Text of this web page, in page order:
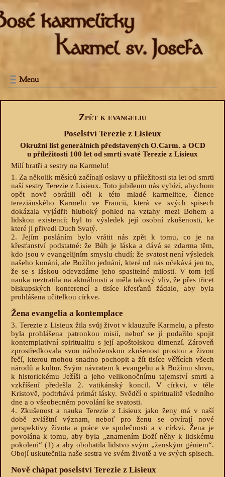
Menu
Zpět k evangeliu
Poselství Terezie z Lisieux
Okružní list generálních představených O.Carm. a OCD
u příležitosti 100 let od smrti svaté Terezie z Lisieux
Milí bratři a sestry na Karmelu!
1. Za několik měsíců začínají oslavy u příležitosti sta let od smrti
naší sestry Terezie z Lisieux. Toto jubileum nás vybízí, abychom
opět nově obrátili oči k této mladé karmelitce, člence
tereziánského Karmelu ve Francii, která ve svých spisech
dokázala vyjádřit hluboký pohled na vztahy mezi Bohem a
lidskou existencí; byl to výsledek její osobní zkušenosti, ke
které ji přivedl Duch Svatý.
2. Jejím posláním bylo vrátit nás zpět k tomu, co je na
křesťanství podstatné: že Bůh je láska a dává se zdarma těm,
kdo jsou v evangelijním smyslu chudí; že svatost není výsledek
našeho konání, ale Božího jednání, které od nás očekává jen to,
že se s láskou odevzdáme jeho spasitelné milosti. V tom její
nauka neztratila na aktuálnosti a měla takový vliv, že přes třicet
biskupských konferencí a tisíce křesťanů žádalo, aby byla
prohlášena učitelkou církve.
Žena evangelia a kontemplace
3. Terezie z Lisieux žila svůj život v klauzuře Karmelu, a přesto
byla prohlášena patronkou misií, neboť se jí podařilo spojit
kontemplativní spiritualitu s její apoštolskou dimenzí. Zároveň
zprostředkovala svou náboženskou zkušenost prostou a živou
řečí, kterou mohou snadno pochopit a žít tisíce věřících všech
národů a kultur. Svým návratem k evangeliu a k Božímu slovu,
k historickému Ježíši a jeho velikonočnímu tajemství smrti a
vzkříšení předešla 2. vatikánský koncil. V církvi, v těle
Kristově, podtrhává primát lásky. Svědčí o spiritualitě všedního
dne a o všeobecném povolání ke svatosti.
4. Zkušenost a nauka Terezie z Lisieux jako ženy má v naší
době zvláštní význam, neboť pro ženu se otvírají nové
perspektivy života a práce ve společnosti a v církvi. Žena je
povolána k tomu, aby byla „znamením Boží něhy k lidskému
pokolení“ (1) a aby obohatila lidstvo svým „ženským géniem“.
Obojí uskutečnila naše sestra ve svém životě a ve svých spisech.
Nově chápat poselství Terezie z Lisieux